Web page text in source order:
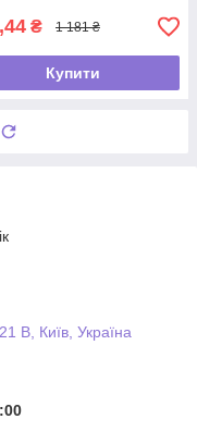
₴ 1 181 ₴
Купити
В, Київ, Україна